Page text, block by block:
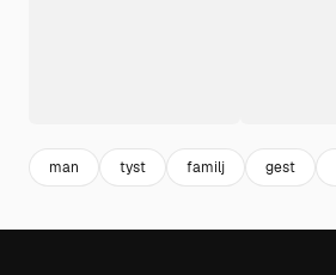
man tyst familj gest